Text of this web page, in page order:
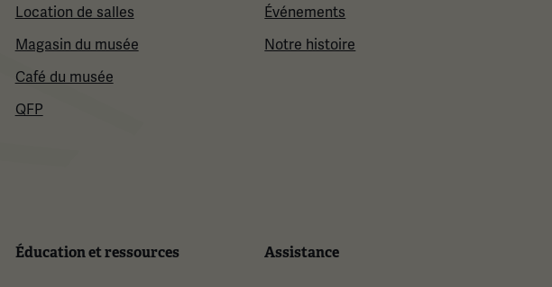
Location de salles
Magasin du musée
Café du musée
QFP
Événements
Notre histoire
Éducation et ressources Assistance